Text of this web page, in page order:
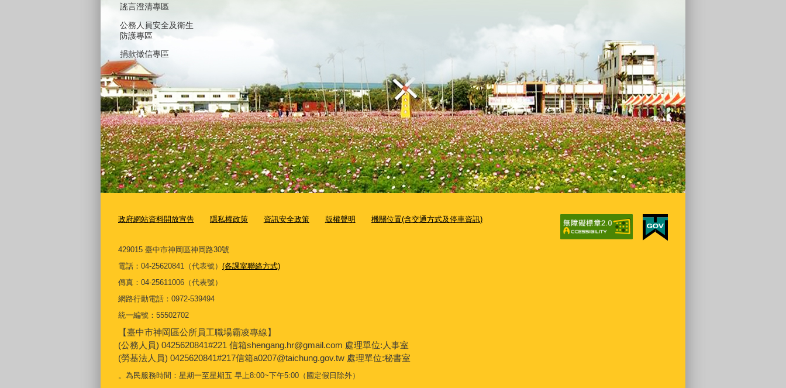
謠言澄清專區
公務人員安全及衛生
防護專區
捐款徵信專區
政府網站資料開放宣告 隱私權政策 資訊安全政策 版權聲明 機關位置(含交通方式及停車資訊)
429015 臺中市神岡區神岡路30號
電話：04-25620841（代表號） (各課室聯絡方式)
傳真：04-25611006（代表號）
網路行動電話：0972-539494
統一編號：55502702
【臺中市神岡區公所員工職場霸凌專線】
(公務人員) 0425620841#221 信箱shengang.hr@gmail.com 處理單位:人事室
(勞基法人員) 0425620841#217信箱a0207@taichung.gov.tw 處理單位:秘書室
。為民服務時間：星期一至星期五 早上8:00~下午5:00（國定假日除外）